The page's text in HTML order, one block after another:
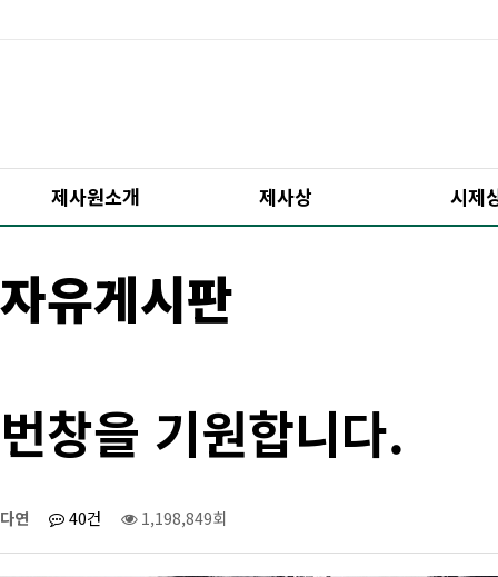
제사원소개 제사상 시제
자유게시판
번창을 기원합니다.
다연 40건 1,198,849회